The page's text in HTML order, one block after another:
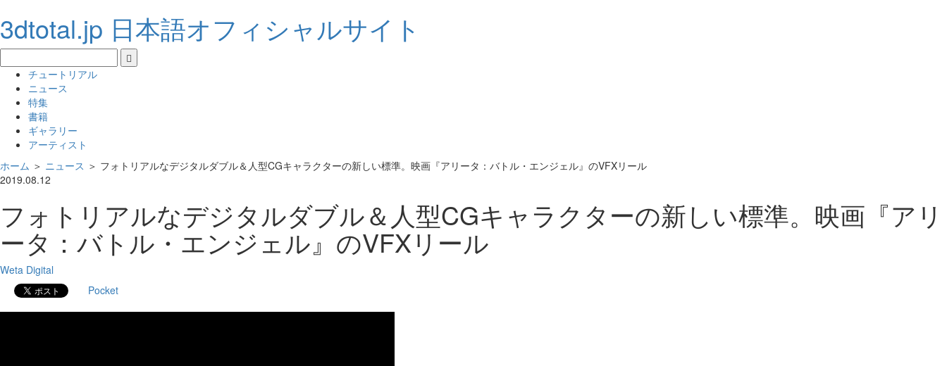
3dtotal.jp 日本語オフィシャルサイト
チュートリアル
ニュース
特集
書籍
ギャラリー
アーティスト
ホーム ＞ ニュース ＞ フォトリアルなデジタルダブル＆人型CGキャラクターの新しい標準。映画『アリータ：バトル・エンジェル』のVFXリール
2019.08.12
フォトリアルなデジタルダブル＆人型CGキャラクターの新しい標準。映画『アリ
ータ：バトル・エンジェル』のVFXリール
Weta Digital
Pocket